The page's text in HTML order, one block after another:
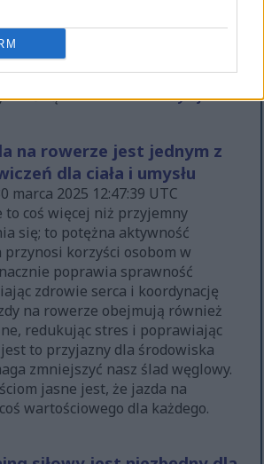
kluczową rolę w
stylu życia. To holistyczne
sprawia, że bieganie jest
dla wielu osób.Czytaj
na rowerze jest jednym z
dla ciała i umysłu
marca 2025 12:47:39 UTC
to coś więcej niż przyjemny
się; to potężna aktywność
korzyści osobom w
poprawia sprawność
zdrowie serca i koordynację
na rowerze obejmują również
redukując stres i poprawiając
to przyjazny dla środowiska
zmniejszyć nasz ślad węglowy.
jasne jest, że jazda na
wartościowego dla każdego.